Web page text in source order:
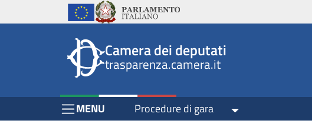
Salta al contenuto principale
Salta al menu di navigazione
top
Istituzioni
Unione EuropeaParlamento Italiano
Camera dei deputati
trasparenza.camera.it
Menu Bar block
MENU Procedure di gara Toggle Dropdown
Salta al contenuto principale
Salta al menu di navigazione
Vai a inizio pagina